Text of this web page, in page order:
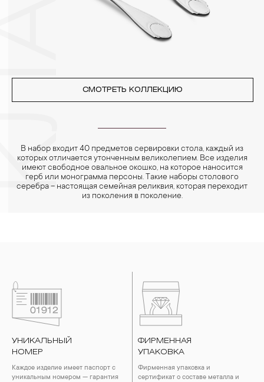
реже одного раза в месяц, а также регулярно протирать их
фланелевой или замшевой салфеткой.
СМОТРЕТЬ КОЛЛЕКЦИЮ
В набор входит 40 предметов сервировки стола, каждый из
которых отличается утонченным великолепием. Все изделия
имеют свободное овальное окошко, на которое наносится
герб или монограмма персоны. Такие наборы столового
серебра – настоящая семейная реликвия, которая переходит
из поколения в поколение.
УНИКАЛЬНЫЙ
НОМЕР
Каждое изделие имеет паспорт с
уникальным номером — гарантия
ФИРМЕННАЯ
УПАКОВКА
Фирменная упаковка и
сертификат о составе металла и